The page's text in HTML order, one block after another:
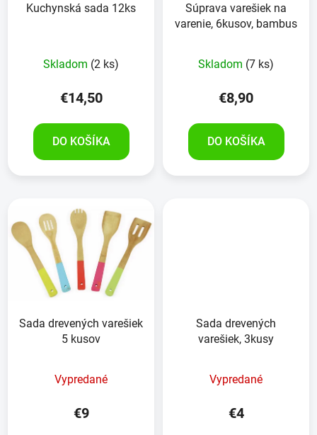
Kuchynská sada 12ks
Skladom (2 ks)
€14,50
DO KOŠÍKA
Súprava varešiek na
varenie, 6kusov, bambus
Skladom (7 ks)
€8,90
DO KOŠÍKA
Sada drevených varešiek
5 kusov
Vypredané
€9
Sada drevených
varešiek, 3kusy
Vypredané
€4